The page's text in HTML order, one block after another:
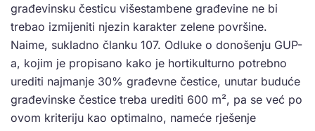
građevinsku česticu višestambene građevine ne bi
trebao izmijeniti njezin karakter zelene površine.
Naime, sukladno članku 107. Odluke o donošenju GUP-
a, kojim je propisano kako je hortikulturno potrebno
urediti najmanje 30% građevne čestice, unutar buduće
građevinske čestice treba urediti 600 m², pa se već po
ovom kriteriju kao optimalno, nameće rješenje